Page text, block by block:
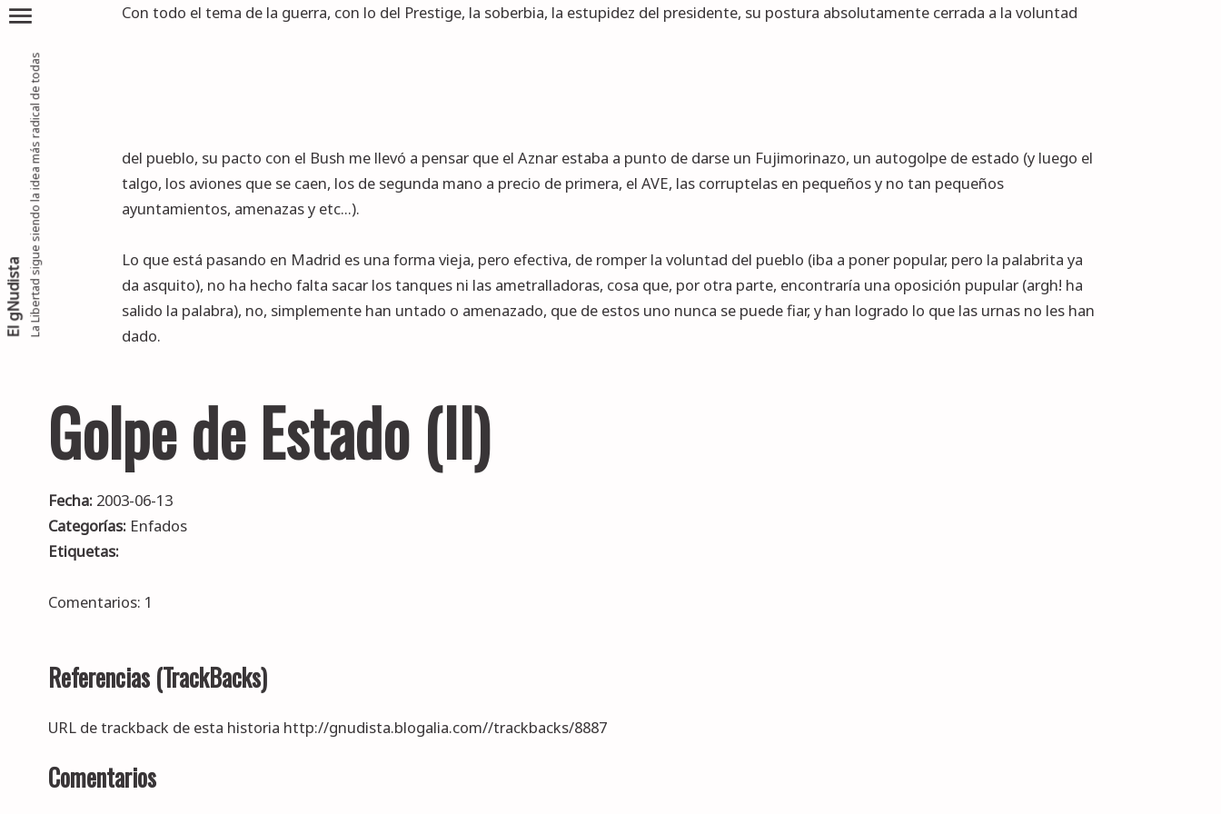
El gNudistaLa Libertad sigue siendo la idea más radical de todas
menu Con todo el tema de la guerra, con lo del Prestige, la soberbia, la estupidez del presidente, su postura absolutamente cerrada a la voluntad
del pueblo, su pacto con el Bush me llevó a pensar que el Aznar estaba a punto de darse un Fujimorinazo, un autogolpe de estado (y luego el
talgo, los aviones que se caen, los de segunda mano a precio de primera, el AVE, las corruptelas en pequeños y no tan pequeños
ayuntamientos, amenazas y etc...).
Lo que está pasando en Madrid es una forma vieja, pero efectiva, de romper la voluntad del pueblo (iba a poner popular, pero la palabrita ya
da asquito), no ha hecho falta sacar los tanques ni las ametralladoras, cosa que, por otra parte, encontraría una oposición pupular (argh! ha
salido la palabra), no, simplemente han untado o amenazado, que de estos uno nunca se puede fiar, y han logrado lo que las urnas no les han
dado.
Golpe de Estado (II)
Fecha: 2003-06-13
Categorías: Enfados
Etiquetas:
Comentarios: 1
Referencias (TrackBacks)
URL de trackback de esta historia http://gnudista.blogalia.com//trackbacks/8887
Comentarios